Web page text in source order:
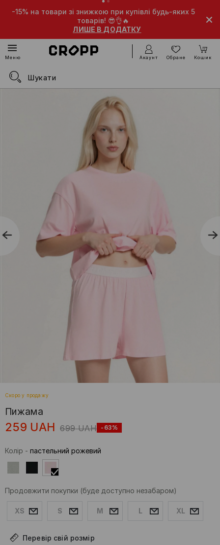
-10% на товари зі знижкою
при купівлі будь-яких 5
Меню Акаунт Обране Кошик
Скоро у продажу
Пижама
259 UAH 699 UAH -63%
Колір - пастельний рожевий
Продовжити покупки (буде доступно незабаром)
XS S M L XL
Перевір свій розмір